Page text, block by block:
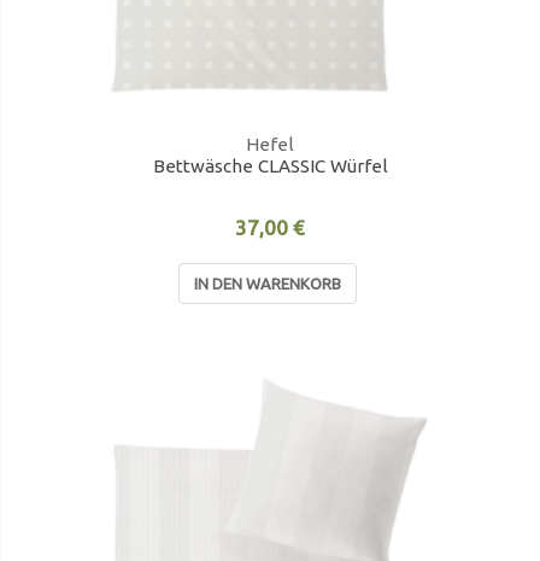
Hefel
Bettwäsche CLASSIC Würfel
37,00 €
IN DEN WARENKORB